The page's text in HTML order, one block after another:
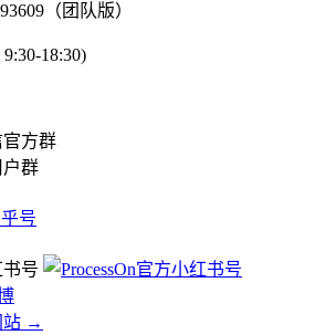
（团队版）
18:30)
户群
站 →